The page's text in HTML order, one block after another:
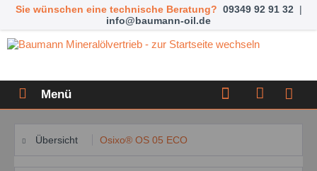
Sie wünschen eine technische Beratung? 09349 92 91 32 |
info@baumann-oil.de
Menü
Übersicht Osixo® OS 05 ECO